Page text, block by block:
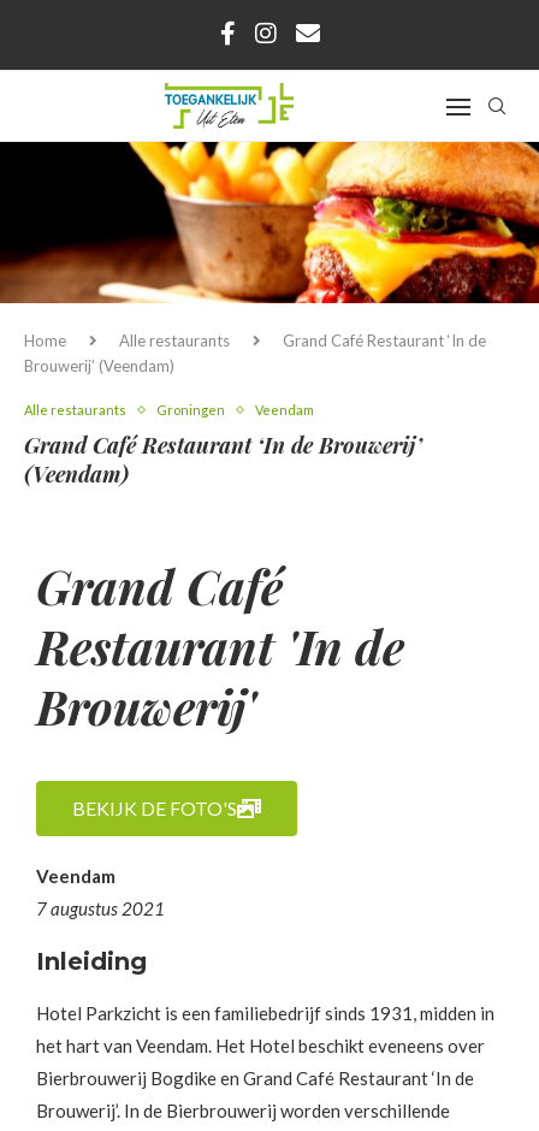
Home Alle restaurants
Grand Café Restaurant ‘In de
Brouwerij’ (Veendam)
Alle restaurants Groningen Veendam
Grand Café Restaurant ‘In de Brouwerij’
(Veendam)
Grand Café
Restaurant 'In de
Brouwerij'
BEKIJK DE FOTO'S
Veendam
7 augustus 2021
Inleiding
Hotel Parkzicht is een familiebedrijf sinds 1931, midden in
het hart van Veendam. Het Hotel beschikt eveneens over
Bierbrouwerij Bogdike en Grand Café Restaurant ‘In de
Brouwerij’. In de Bierbrouwerij worden verschillende